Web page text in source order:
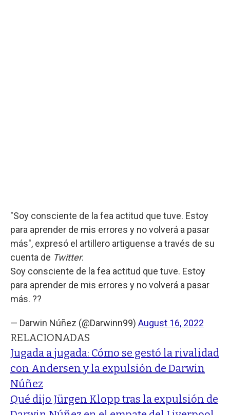
"Soy consciente de la fea actitud que tuve. Estoy
para aprender de mis errores y no volverá a pasar
más", expresó el artillero artiguense a través de su
cuenta de Twitter.
Soy consciente de la fea actitud que tuve. Estoy
para aprender de mis errores y no volverá a pasar
más. ??
— Darwin Núñez (@Darwinn99) August 16, 2022
RELACIONADAS
Jugada a jugada: Cómo se gestó la rivalidad
con Andersen y la expulsión de Darwin
Núñez
Qué dijo Jürgen Klopp tras la expulsión de